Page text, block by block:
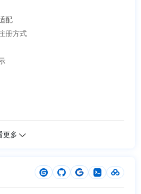
商品新增扩展内容
般用于线下扫用户付款码进行支付）
实体店运营、线上线下完美结合
配
册方式
接、图片预览
信经营许可证展示
更多